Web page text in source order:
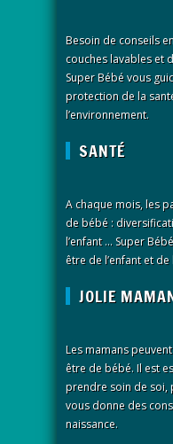
Besoin de conseils
couches lavables et
Super Bébé vous
protection de la
l’environnement.
SANTÉ
A chaque mois, les
de bébé :
l’enfant … Super
être de l’enfant et
JOLIE
Les mamans
être de bébé. Il est
prendre soin de soi,
vous donne des
naissance.